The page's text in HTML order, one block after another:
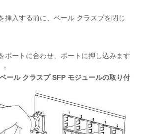
挿入する前に、ベール クラスプを閉じ
ポートに合わせ、ポートに押し込みます
ール クラスプ SFP モジュールの取り付